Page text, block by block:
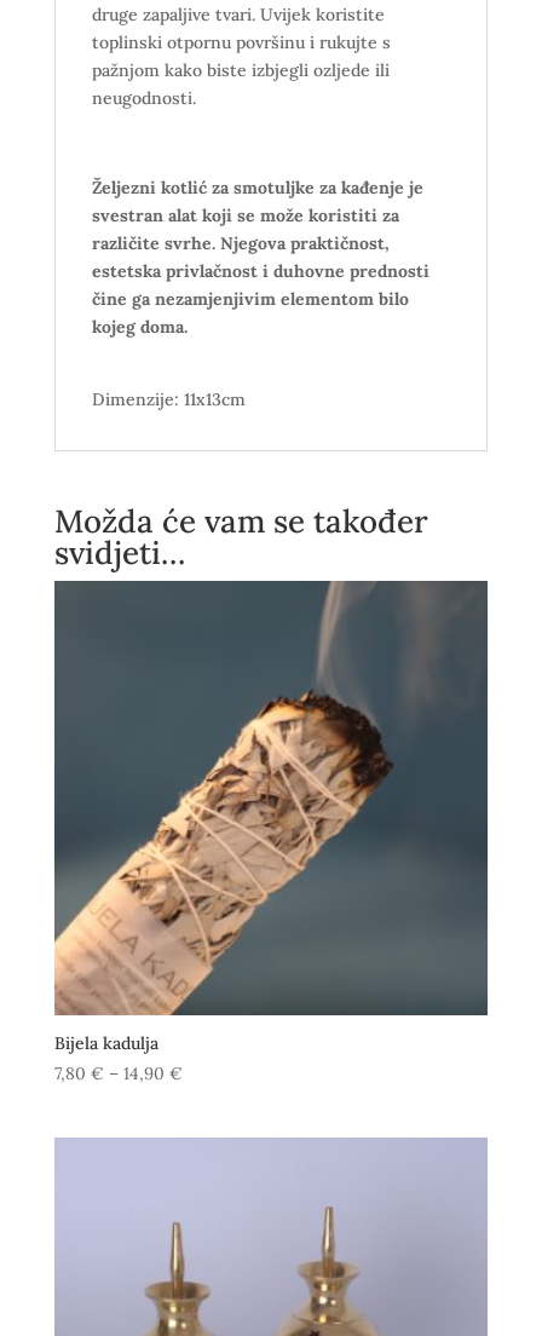
druge zapaljive tvari. Uvijek koristite
toplinski otpornu površinu i rukujte s
pažnjom kako biste izbjegli ozljede ili
neugodnosti.
Željezni kotlić za smotuljke za kađenje je
svestran alat koji se može koristiti za
različite svrhe. Njegova praktičnost,
estetska privlačnost i duhovne prednosti
čine ga nezamjenjivim elementom bilo
kojeg doma.
Dimenzije: 11x13cm
Možda će vam se također
svidjeti…
Bijela kadulja
7,80 € – 14,90 €Raspon